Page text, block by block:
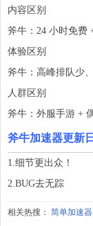
内容区别
斧牛：24 小时免费
体验区别
斧牛：高峰排队少
人群区别
斧牛：外服手游 +
斧牛加速器更新
1.细节更出众！
2.BUG去无踪
相关热搜： 简单加速器